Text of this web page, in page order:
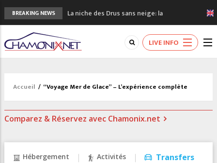
BREAKING NEWS
La niche des Drus sans neige: la
sécheresse en haute montagne
3 bonnes raisons pour visiter le nouveau
Musée du Mont-Blanc
Accidents en montagne: 3 personnes sont
Craft ouvre un nouveau magasin de course
LIVE INFO
Accueil / “Voyage Mer de Glace” – L’expérience complète
Comparez & Réservez avec Chamonix.net
Hébergement Activités Transfers